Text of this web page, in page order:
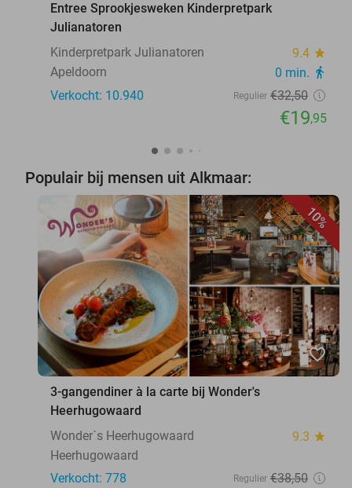
Entree Sprookjesweken Kinderpretpark
Julianatoren
Kinderpretpark Julianatoren
9.4 star
Apeldoorn 0 min. directions_walk
Verkocht: 10.940 Regulier €32,50
€19,95
Populair bij mensen uit Alkmaar:
10%
favorite_border
3-gangendiner à la carte bij Wonder's
Heerhugowaard
Wonder´s Heerhugowaard
9.3 star
Heerhugowaard
Verkocht: 778
Regulier €38,50